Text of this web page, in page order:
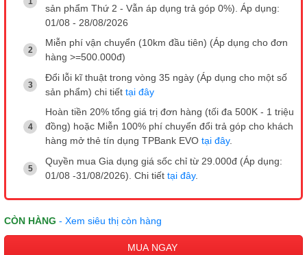
sản phẩm Thứ 2 - Vẫn áp dụng trả góp 0%). Áp dụng:
01/08 - 28/08/2026
Miễn phí vận chuyển (10km đầu tiên) (Áp dụng cho đơn
hàng >=500.000đ)
Đổi lỗi kĩ thuật trong vòng 35 ngày (Áp dụng cho một số
sản phẩm) chi tiết tại đây
Hoàn tiền 20% tổng giá trị đơn hàng (tối đa 500K - 1 triệu
đồng) hoặc Miễn 100% phí chuyển đổi trả góp cho khách
hàng mở thẻ tín dụng TPBank EVO tại đây.
Quyền mua Gia dụng giá sốc chỉ từ 29.000đ (Áp dụng:
01/08 -31/08/2026). Chi tiết tại đây.
CÒN HÀNG - Xem siêu thị còn hàng
MUA NGAY